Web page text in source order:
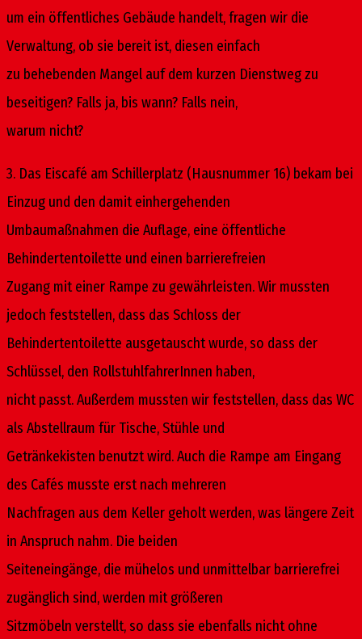
um ein öffentliches Gebäude handelt, fragen wir die
Verwaltung, ob sie bereit ist, diesen einfach
zu behebenden Mangel auf dem kurzen Dienstweg zu
beseitigen? Falls ja, bis wann? Falls nein,
warum nicht?
3. Das Eiscafé am Schillerplatz (Hausnummer 16) bekam bei
Einzug und den damit einhergehenden
Umbaumaßnahmen die Auflage, eine öffentliche
Behindertentoilette und einen barrierefreien
Zugang mit einer Rampe zu gewährleisten. Wir mussten
jedoch feststellen, dass das Schloss der
Behindertentoilette ausgetauscht wurde, so dass der
Schlüssel, den RollstuhlfahrerInnen haben,
nicht passt. Außerdem mussten wir feststellen, dass das WC
als Abstellraum für Tische, Stühle und
Getränkekisten benutzt wird. Auch die Rampe am Eingang
des Cafés musste erst nach mehreren
Nachfragen aus dem Keller geholt werden, was längere Zeit
in Anspruch nahm. Die beiden
Seiteneingänge, die mühelos und unmittelbar barrierefrei
zugänglich sind, werden mit größeren
Sitzmöbeln verstellt, so dass sie ebenfalls nicht ohne